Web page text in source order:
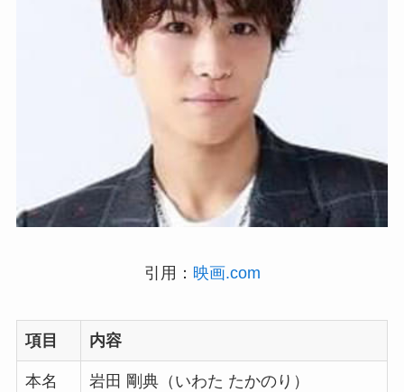
引用： 映画.com
項目 内容
本名 岩田 剛典（いわた たかのり）